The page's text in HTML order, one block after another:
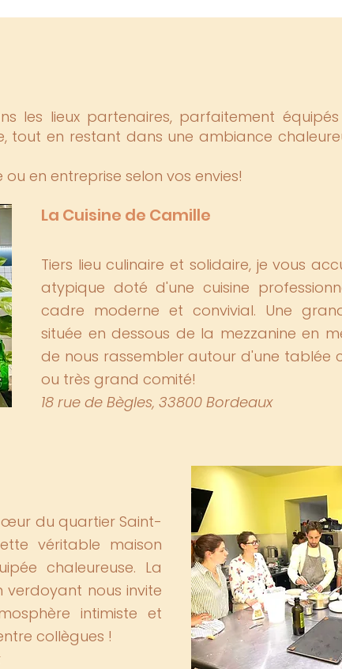
les lieux partenaires, parfaitement
tout en restant dans une ambiance
en entreprise selon vos envies!
La Cuisine de Camille
Tiers lieu culinaire et solidaire, je vous
atypique doté d'une cuisine
cadre moderne et convivial. Une
située en dessous de la mezzanine en
de nous rassembler autour d'une tablée
ou très grand comité!
18 rue de Bègles, 33800 Bordeaux
du quartier Saint-
véritable maison
chaleureuse. La
verdoyant nous invite
intimiste et
collègues !